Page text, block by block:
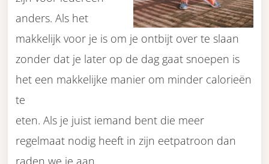
anders. Als het
makkelijk voor je is om je ontbijt over te slaan
zonder dat je later op de dag gaat snoepen is
het een makkelijke manier om minder calorieën
te
eten. Als je juist iemand bent die meer
regelmaat nodig heeft in zijn eetpatroon dan